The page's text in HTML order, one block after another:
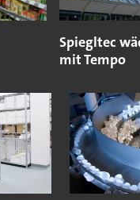
Spiegltec
mit Tempo